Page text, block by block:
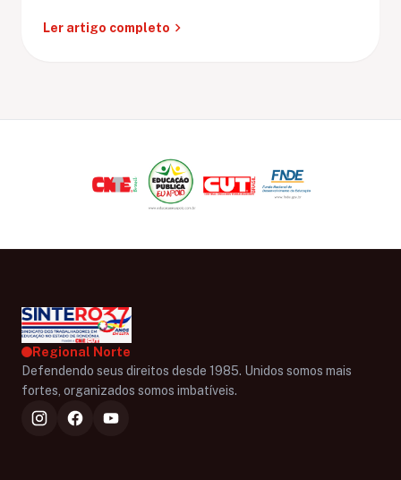
Ler artigo completo chevron_right
Regional Norte
Defendendo seus direitos desde 1985. Unidos somos mais
fortes, organizados somos imbatíveis.